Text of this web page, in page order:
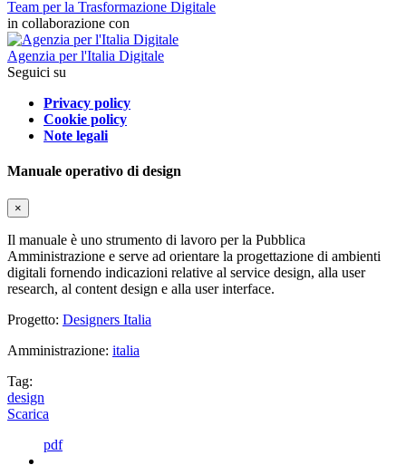
Team per la Trasformazione Digitale
in collaborazione con
Agenzia per l'Italia Digitale
Seguici su
Privacy policy
Cookie policy
Note legali
Manuale operativo di design
×
Il manuale è uno strumento di lavoro per la Pubblica
Amministrazione e serve ad orientare la progettazione di ambienti
digitali fornendo indicazioni relative al service design, alla user
research, al content design e alla user interface.
Progetto: Designers Italia
Amministrazione: italia
Tag:
design
Scarica
pdf